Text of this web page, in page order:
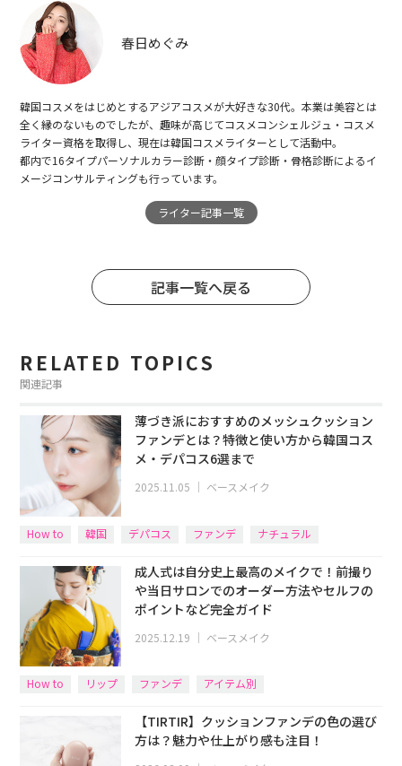
春日めぐみ
韓国コスメをはじめとするアジアコスメが大好きな30代。本業は美容とは
全く縁のないものでしたが、趣味が高じてコスメコンシェルジュ・コスメ
ライター資格を取得し、現在は韓国コスメライターとして活動中。
都内で16タイプパーソナルカラー診断・顔タイプ診断・骨格診断によるイ
メージコンサルティングも行っています。
ライター記事一覧
記事一覧へ戻る
RELATED TOPICS
関連記事
薄づき派におすすめのメッシュクッション
ファンデとは？特徴と使い方から韓国コス
メ・デパコス6選まで
2025.11.05 ｜ ベースメイク
How to 韓国 デパコス ファンデ ナチュラル
成人式は自分史上最高のメイクで！前撮り
や当日サロンでのオーダー方法やセルフの
ポイントなど完全ガイド
2025.12.19 ｜ ベースメイク
How to リップ ファンデ アイテム別
【TIRTIR】クッションファンデの色の選び
方は？魅力や仕上がり感も注目！